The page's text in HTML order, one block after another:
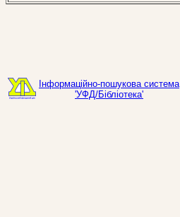
Інформаційно-пошукова система
'УФД/Бібліотека'